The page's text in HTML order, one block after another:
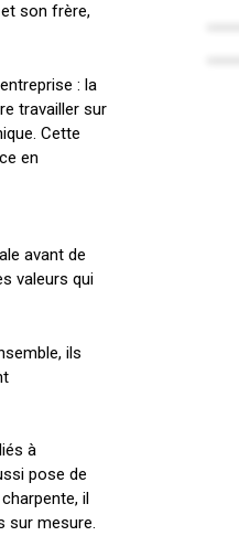
son frère,
: la
travailler sur
Cette
en
avant de
valeurs qui
ils
à
pose de
il
sur mesure.